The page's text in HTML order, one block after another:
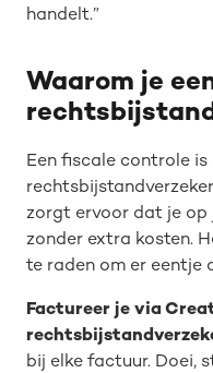
handelt.”
Waarom je
Een fiscale controle is
zorgt ervoor dat je op
zonder extra kosten.
te raden om er eentje
Factureer je via
bij elke factuur. Doei,